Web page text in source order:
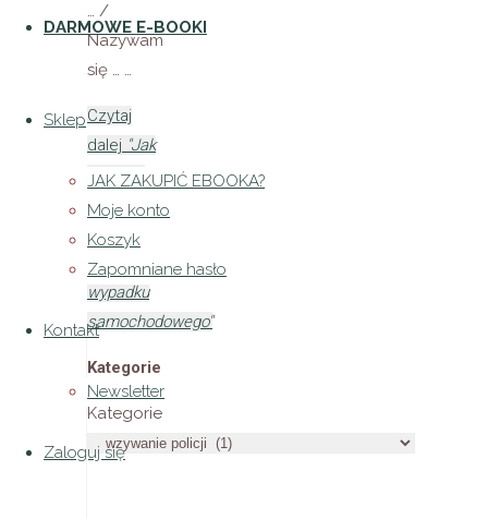
DARMOWE E-BOOKI
Sklep
JAK ZAKUPIĆ EBOOKA?
Moje konto
Koszyk
Zapomniane hasło
Kontakt
Newsletter
Zaloguj się
… /
Nazywam
się … …
Czytaj
dalej "Jak
wezwać
policję po
Niemiecku?
– opis
wypadku
samochodowego"
Kategorie
Kategorie